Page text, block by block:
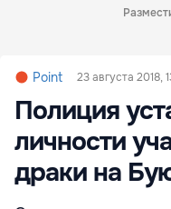
Point 23 августа 2018,
Полиция
личности
драки на